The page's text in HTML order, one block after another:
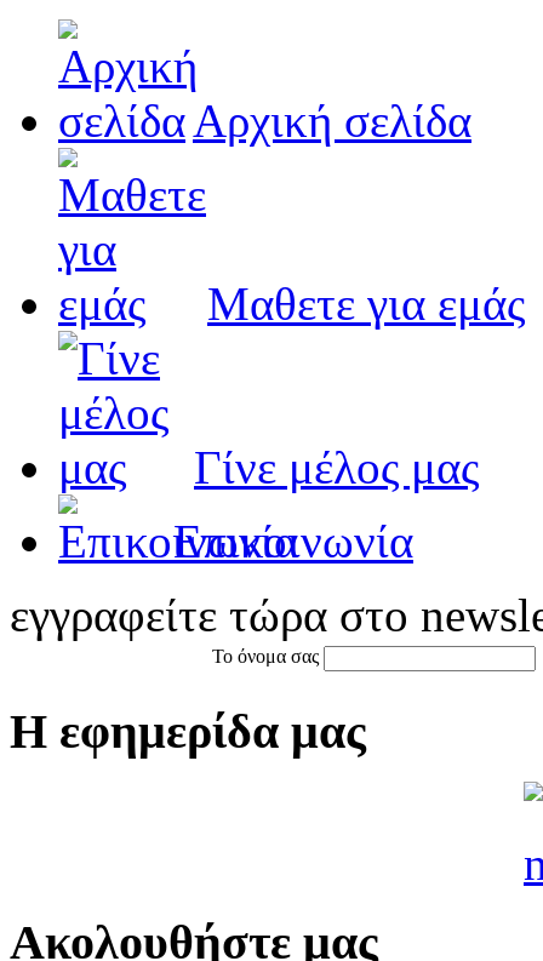
Αρχική σελίδα
Μαθετε για εμάς
Γίνε μέλος μας
Eπικοινωνία
εγγραφείτε τώρα στο
Το όνομα σας
Η εφημερίδα μας
Ακολουθήστε μας